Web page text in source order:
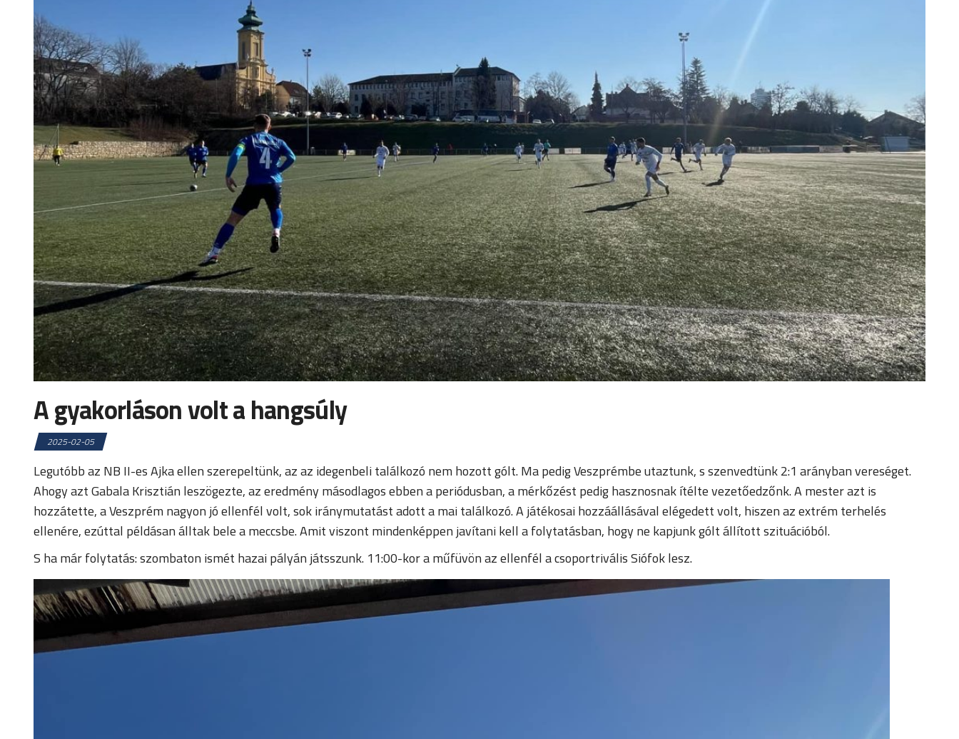
A gyakorláson volt a hangsúly
2025-02-05
Legutóbb az NB II-es Ajka ellen szerepeltünk, az az idegenbeli találkozó nem hozott gólt. Ma pedig Veszprémbe utaztunk, s szenvedtünk 2:1 arányban vereséget.
Ahogy azt Gabala Krisztián leszögezte, az eredmény másodlagos ebben a periódusban, a mérkőzést pedig hasznosnak ítélte vezetőedzőnk. A mester azt is
hozzátette, a Veszprém nagyon jó ellenfél volt, sok iránymutatást adott a mai találkozó. A játékosai hozzáállásával elégedett volt, hiszen az extrém terhelés
ellenére, ezúttal példásan álltak bele a meccsbe. Amit viszont mindenképpen javítani kell a folytatásban, hogy ne kapjunk gólt állított szituációból.
S ha már folytatás: szombaton ismét hazai pályán játsszunk. 11:00-kor a műfüvön az ellenfél a csoportrivális Siófok lesz.